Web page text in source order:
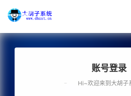
账号登录
Hi~欢迎来到大胡子